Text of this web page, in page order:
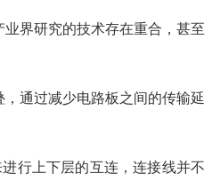
界研究的技术存在重合，甚至
通过减少电路板之间的传输延
行上下层的互连，连接线并不